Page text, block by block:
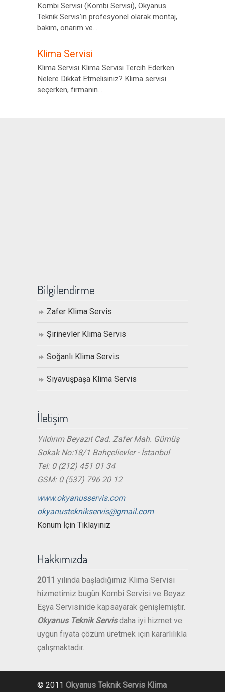
Kombi Servisi (Kombi Servisi), Okyanus
Teknik Servis’in profesyonel olarak montaj,
bakım, onarım ve...
Klima Servisi
Klima Servisi Klima Servisi Tercih Ederken
Nelere Dikkat Etmelisiniz? Klima servisi
seçerken, firmanın...
Bilgilendirme
Zafer Klima Servis
Şirinevler Klima Servis
Soğanlı Klima Servis
Siyavuşpaşa Klima Servis
İletişim
Yıldırım Beyazıt Cad. Zafer Mah. Gümüş
Sokak No:18/1 Bahçelievler - İstanbul
Tel: 0 (212) 451 01 34
GSM: 0 (537) 796 20 12
www.okyanusservis.com
okyanusteknikservis@gmail.com
Konum İçin Tıklayınız
Hakkımızda
2011 yılında başladığımız Klima Servisi
hizmetimiz bugün Kombi Servisi ve Beyaz
Eşya Servisinide kapsayarak genişlemiştir.
Okyanus Teknik Servisdaha iyi hizmet ve
uygun fiyata çözüm üretmek için kararlılıkla
çalışmaktadır.
© 2011 Okyanus Teknik Servis Klima